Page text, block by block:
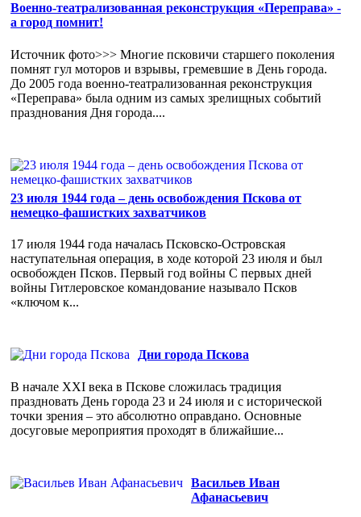
Военно-театрализованная реконструкция «Переправа» -
а город помнит!
Источник фото>>> Многие псковичи старшего поколения
помнят гул моторов и взрывы, гремевшие в День города.
До 2005 года военно-театрализованная реконструкция
«Переправа» была одним из самых зрелищных событий
празднования Дня города....
23 июля 1944 года – день освобождения Пскова от
немецко-фашистких захватчиков
17 июля 1944 года началась Псковско-Островская
наступательная операция, в ходе которой 23 июля и был
освобожден Псков. Первый год войны С первых дней
войны Гитлеровское командование называло Псков
«ключом к...
Дни города Пскова
В начале XXI века в Пскове сложилась традиция
праздновать День города 23 и 24 июля и с исторической
точки зрения – это абсолютно оправдано. Основные
досуговые мероприятия проходят в ближайшие...
Васильев Иван
Афанасьевич